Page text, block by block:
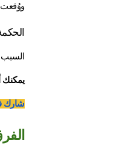
ووُقعت
يمكنك
شارك